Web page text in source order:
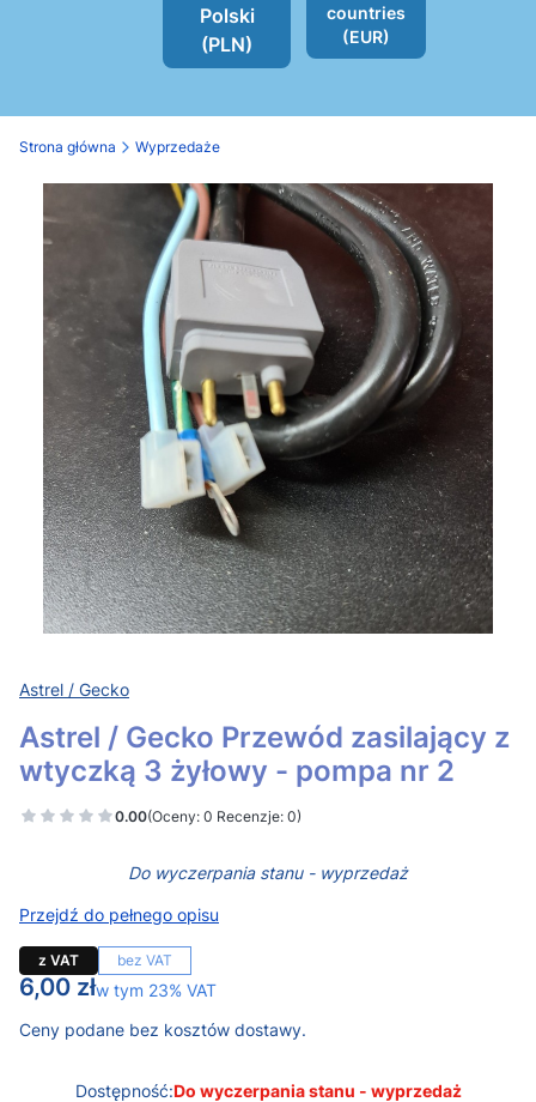
Polski
(PLN)
countries
(EUR)
Strona główna Wyprzedaże
Astrel / Gecko
Astrel / Gecko Przewód zasilający z
wtyczką 3 żyłowy - pompa nr 2
0.00(Oceny: 0 Recenzje: 0)
Do wyczerpania stanu - wyprzedaż
Przejdź do pełnego opisu
z VAT bez VAT
Cena
6,00 złw tym 23% VAT
w tym 23% VAT
Ceny podane bez kosztów dostawy.
Dostępność:Do wyczerpania stanu - wyprzedaż